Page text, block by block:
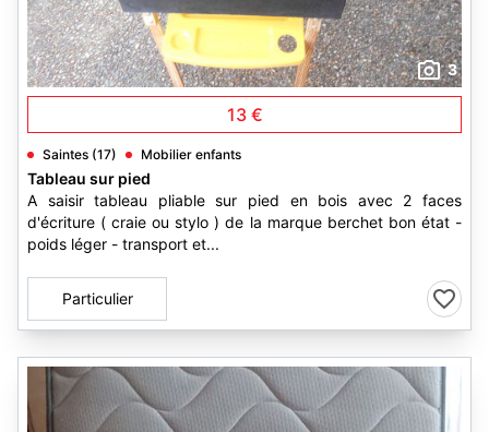
3
13 €
Saintes (17) Mobilier enfants
Tableau sur pied
A saisir tableau pliable sur pied en bois avec 2 faces
d'écriture ( craie ou stylo ) de la marque berchet bon état -
poids léger - transport et...
Particulier